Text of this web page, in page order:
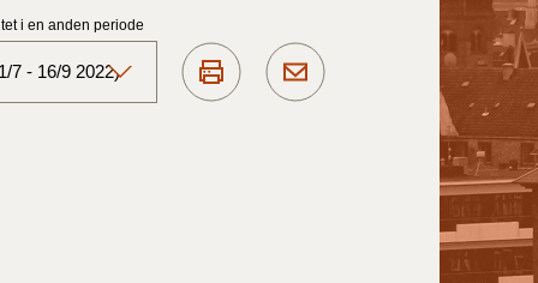
i en anden periode
7 - 16/9 2022)